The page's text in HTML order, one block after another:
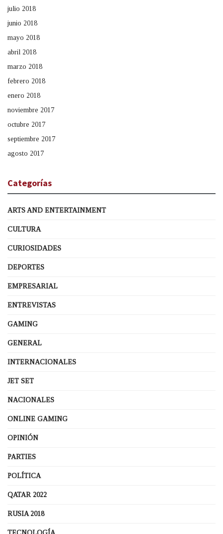
julio 2018
junio 2018
mayo 2018
abril 2018
marzo 2018
febrero 2018
enero 2018
noviembre 2017
octubre 2017
septiembre 2017
agosto 2017
Categorías
ARTS AND ENTERTAINMENT
CULTURA
CURIOSIDADES
DEPORTES
EMPRESARIAL
ENTREVISTAS
GAMING
GENERAL
INTERNACIONALES
JET SET
NACIONALES
ONLINE GAMING
OPINIÓN
PARTIES
POLÍTICA
QATAR 2022
RUSIA 2018